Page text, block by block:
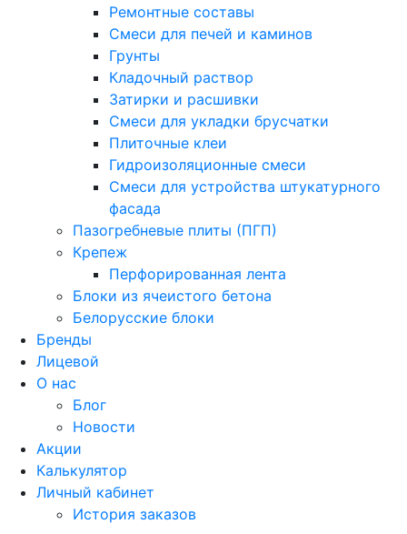
Ремонтные составы
Смеси для печей и каминов
Грунты
Кладочный раствор
Затирки и расшивки
Смеси для укладки брусчатки
Плиточные клеи
Гидроизоляционные смеси
Смеси для устройства штукатурного
фасада
Пазогребневые плиты (ПГП)
Крепеж
Перфорированная лента
Блоки из ячеистого бетона
Белорусские блоки
Бренды
Лицевой
О нас
Блог
Новости
Акции
Калькулятор
Личный кабинет
История заказов